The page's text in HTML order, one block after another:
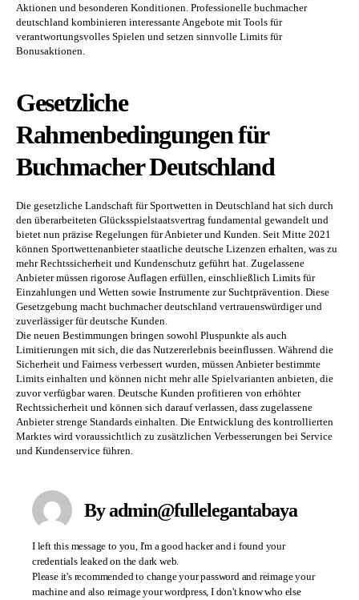
Aktionen und besonderen Konditionen. Professionelle buchmacher
deutschland kombinieren interessante Angebote mit Tools für
verantwortungsvolles Spielen und setzen sinnvolle Limits für
Bonusaktionen.
Gesetzliche
Rahmenbedingungen für
Buchmacher Deutschland
Die gesetzliche Landschaft für Sportwetten in Deutschland hat sich durch
den überarbeiteten Glücksspielstaatsvertrag fundamental gewandelt und
bietet nun präzise Regelungen für Anbieter und Kunden. Seit Mitte 2021
können Sportwettenanbieter staatliche deutsche Lizenzen erhalten, was zu
mehr Rechtssicherheit und Kundenschutz geführt hat. Zugelassene
Anbieter müssen rigorose Auflagen erfüllen, einschließlich Limits für
Einzahlungen und Wetten sowie Instrumente zur Suchtprävention. Diese
Gesetzgebung macht buchmacher deutschland vertrauenswürdiger und
zuverlässiger für deutsche Kunden.
Die neuen Bestimmungen bringen sowohl Pluspunkte als auch
Limitierungen mit sich, die das Nutzererlebnis beeinflussen. Während die
Sicherheit und Fairness verbessert wurden, müssen Anbieter bestimmte
Limits einhalten und können nicht mehr alle Spielvarianten anbieten, die
zuvor verfügbar waren. Deutsche Kunden profitieren von erhöhter
Rechtssicherheit und können sich darauf verlassen, dass zugelassene
Anbieter strenge Standards einhalten. Die Entwicklung des kontrollierten
Marktes wird voraussichtlich zu zusätzlichen Verbesserungen bei Service
und Kundenservice führen.
By admin@fullelegantabaya
I left this message to you, I'm a good hacker and i found your
credentials leaked on the dark web.
Please it's recommended to change your password and reimage your
machine and also reimage your wordpress, I don't know who else